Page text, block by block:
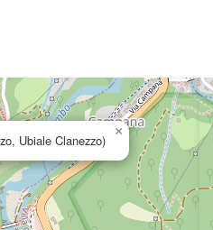
Ubiale Clanezzo)
×